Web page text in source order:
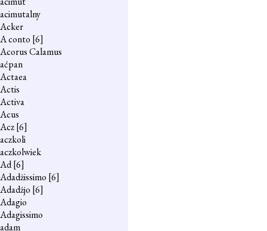
acimutalny
Acker
A conto [6]
Acorus Calamus
aćpan
Actaea
Actis
Activa
Acus
Acz[6]
aczkoli
aczkolwiek
Ad[6]
Adadżissimo [6]
Adadżjo [6]
Adagio
Adagissimo
adam